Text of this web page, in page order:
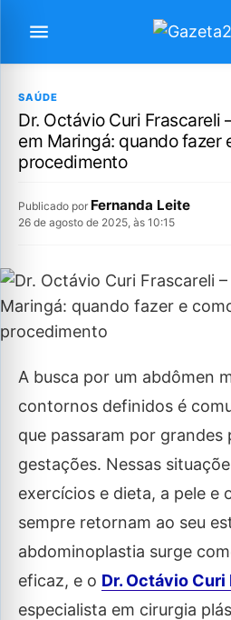
SAÚDE
Dr. Octávio Curi Frascareli
em Maringá: quando fazer
procedimento
Publicado por Fernanda Leite
26 de agosto de 2025, às 10:15
A busca por um abdômen
contornos definidos é
que passaram por grandes
gestações. Nessas
exercícios e dieta, a pele e
sempre retornam ao seu
abdominoplastia surge
eficaz, e o Dr. Octávio Curi
especialista em cirurgia